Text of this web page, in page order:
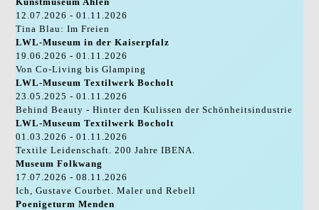
12.07.2026 - 01.11.2026
Tina Blau: Im Freien
LWL-Museum in der Kaiserpfalz
19.06.2026 - 01.11.2026
Von Co-Living bis Glamping
LWL-Museum Textilwerk Bocholt
23.05.2025 - 01.11.2026
Behind Beauty - Hinter den Kulissen der Schönheitsindustrie
LWL-Museum Textilwerk Bocholt
01.03.2026 - 01.11.2026
Textile Leidenschaft. 200 Jahre IBENA.
Museum Folkwang
17.07.2026 - 08.11.2026
Ich, Gustave Courbet. Maler und Rebell
Poenigeturm Menden